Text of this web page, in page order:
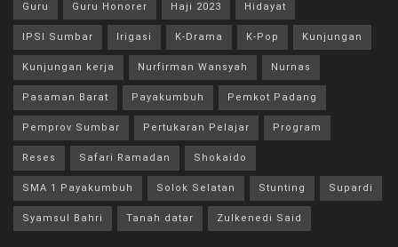
Guru Guru Honorer Haji 2023 Hidayat
IPSI Sumbar Irigasi K-Drama K-Pop Kunjungan
Kunjungan kerja Nurfirman Wansyah Nurnas
Pasaman Barat Payakumbuh Pemkot Padang
Pemprov Sumbar Pertukaran Pelajar Program
Reses Safari Ramadan Shokaido
SMA 1 Payakumbuh Solok Selatan Stunting Supardi
Syamsul Bahri Tanah datar Zulkenedi Said